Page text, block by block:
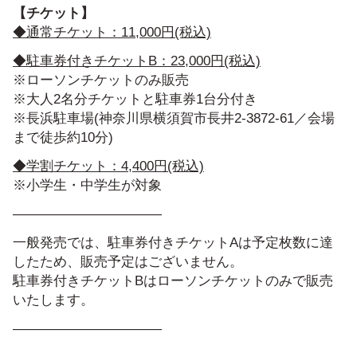
【チケット】
◆通常チケット：11,000円(税込)
◆駐車券付きチケットB：23,000円(税込)
※ローソンチケットのみ販売
※大人2名分チケットと駐車券1台分付き
※長浜駐車場(神奈川県横須賀市長井2-3872-61／会場
まで徒歩約10分)
◆学割チケット：4,400円(税込)
※小学生・中学生が対象
———————————
一般発売では、駐車券付きチケットAは予定枚数に達
したため、 販売予定はございません。
駐車券付きチケットBはローソンチケットのみで販売
いたします。
———————————